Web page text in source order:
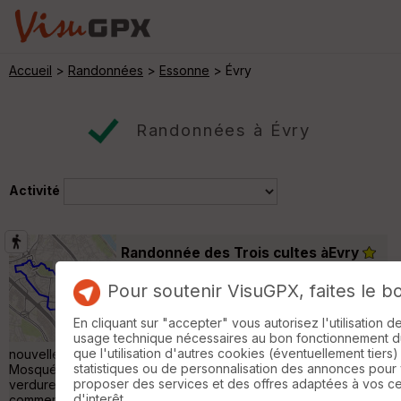
Accueil > Randonnées > Essonne > Évry
Randonnées à Évry
Activité
Randonnée des Trois cultes àEvry
Randonnée découverte des 3/4 religieux
dans Evry Ville Nouvelle, à travers la ville
nouvelle d'Evry-Courcouronne depuis la Cathédrale, la
Mosquée et la Pagogde, passage dans les différents parcs de
verdure, du canal, et des pyramides; La cathédrale d’Evry Tout
Pour soutenir VisuGPX, faites le
En cliquant sur "accepter" vous autorisez l'utilisation
usage technique nécessaires au bon fonctionnement
que l'utilisation d'autres cookies (éventuellement
statistiques ou de personnalisation des annonces pour
proposer des services et des offres adaptées à vos